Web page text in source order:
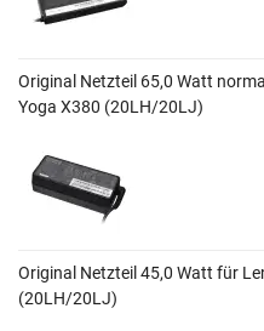
Original Netzteil 65,0 Watt
Yoga X380 (20LH/20LJ)
Original Netzteil 45,0 Watt für
(20LH/20LJ)